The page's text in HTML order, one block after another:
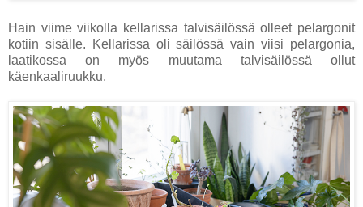
Hain viime viikolla kellarissa talvisäilössä olleet pelargonit
kotiin sisälle. Kellarissa oli säilössä vain viisi pelargonia,
laatikossa on myös muutama talvisäilössä ollut
käenkaaliruukku.